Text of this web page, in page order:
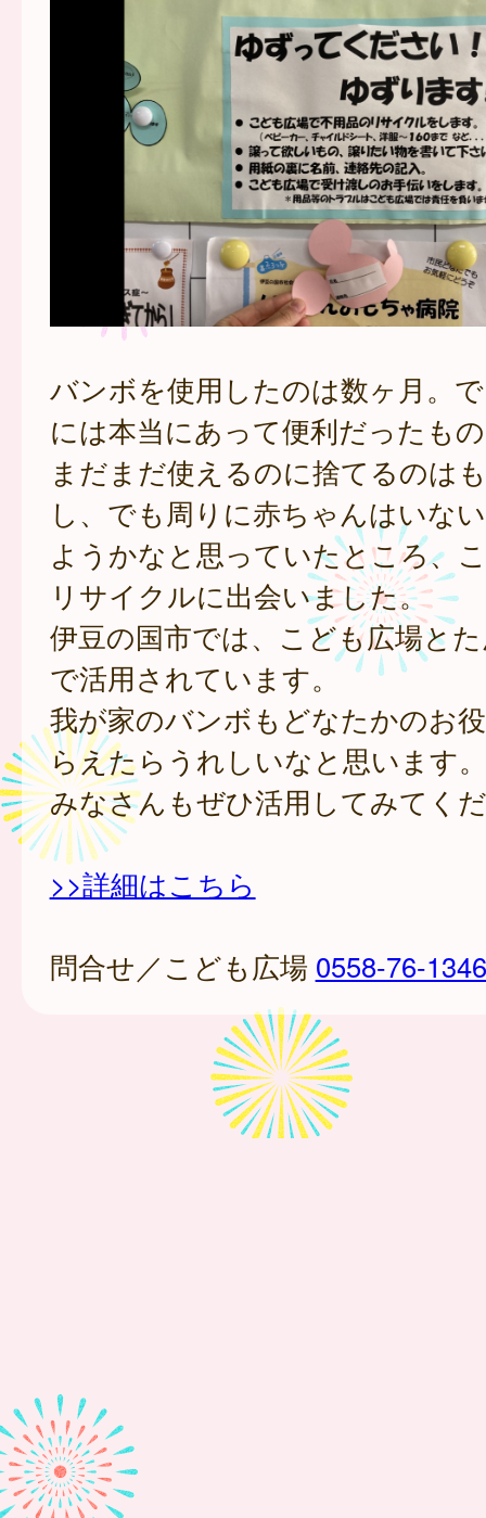
バンボを使用したのは数ヶ月。
には本当にあって便利だったも
まだまだ使えるのに捨てるのは
し、でも周りに赤ちゃんはいな
ようかなと思っていたところ、
リサイクルに出会いました。
伊豆の国市では、こども広場と
で活用されています。
我が家のバンボもどなたかのお
らえたらうれしいなと思います。
みなさんもぜひ活用してみてく
>>詳細はこちら
問合せ／こども広場 0558-76-1346